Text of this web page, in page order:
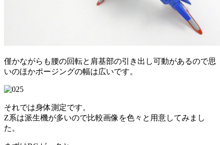
僅かながらも腰の回転と肩基部の引き出し可動があるので思
いのほかポージングの幅は広いです。
それでは身体測定です。
Z系は派生機が多いので比較画像を色々と用意してみまし
た。